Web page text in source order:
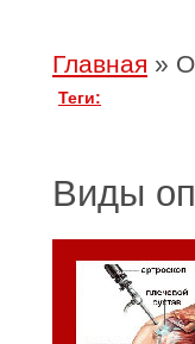
Главная »
Теги:
Виды